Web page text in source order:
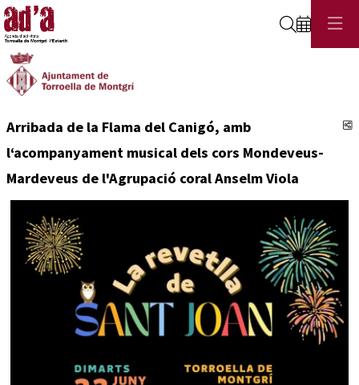
Cerca
Arribada de la Flama del Canigó, amb
l‘acompanyament musical dels cors Mondeveus-
Mardeveus de l'Agrupació coral Anselm Viola